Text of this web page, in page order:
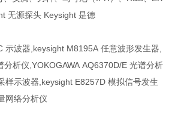
无源探头 Keysight 是德
示波器,keysight M8195A 任意波形发生器,
析仪,YOKOGAWA AQ6370D/E 光谱分析
样示波器,keysight E8257D 模拟信号发生
网络分析仪